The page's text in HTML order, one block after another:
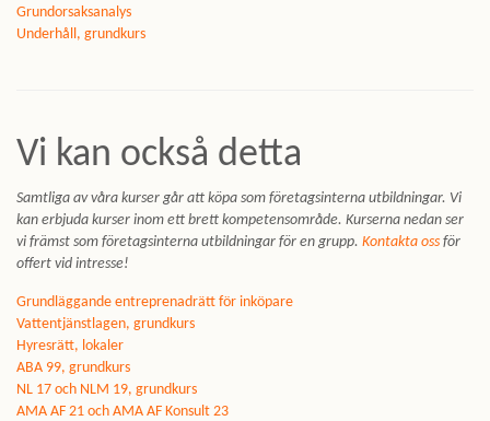
Grundorsaksanalys
Underhåll, grundkurs
Vi kan också detta
Samtliga av våra kurser går att köpa som företagsinterna utbildningar. Vi
kan erbjuda kurser inom ett brett kompetensområde. Kurserna nedan ser
vi främst som företagsinterna utbildningar för en grupp. Kontakta oss för
offert vid intresse!
Grundläggande entreprenadrätt för inköpare
Vattentjänstlagen, grundkurs
Hyresrätt, lokaler
ABA 99, grundkurs
NL 17 och NLM 19, grundkurs
AMA AF 21 och AMA AF Konsult 23